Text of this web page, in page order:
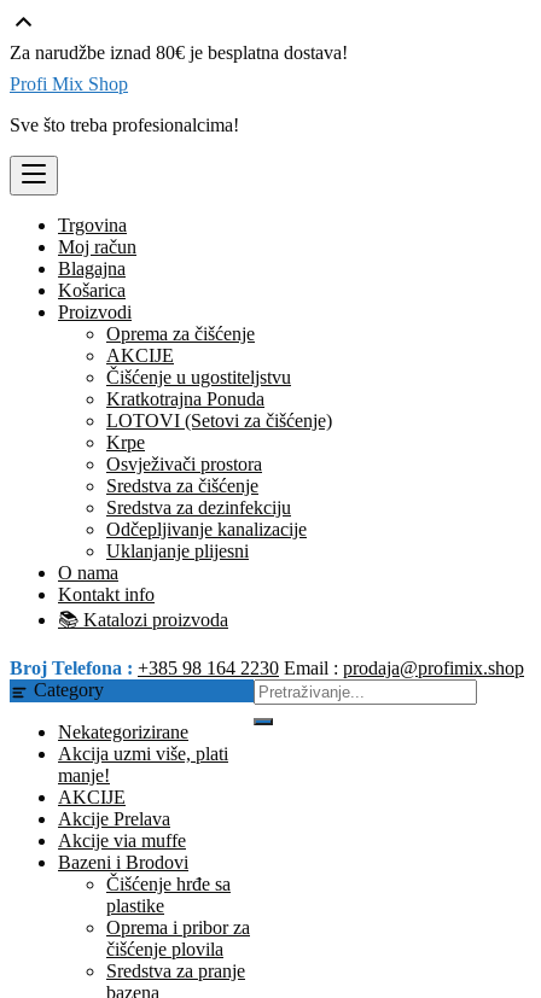
to
content
Za narudžbe iznad 80€ je besplatna dostava!
Profi Mix Shop
Sve što treba profesionalcima!
Trgovina
Moj račun
Blagajna
Košarica
Proizvodi
Oprema za čišćenje
AKCIJE
Čišćenje u ugostiteljstvu
Kratkotrajna Ponuda
LOTOVI (Setovi za čišćenje)
Krpe
Osvježivači prostora
Sredstva za čišćenje
Sredstva za dezinfekciju
Odčepljivanje kanalizacije
Uklanjanje plijesni
O nama
Kontakt info
📚 Katalozi proizvoda
Broj Telefona : +385 98 164 2230 Email : prodaja@profimix.shop
Category
Nekategorizirane
Akcija uzmi više, plati
manje!
AKCIJE
Akcije Prelava
Akcije via muffe
Bazeni i Brodovi
Čišćenje hrđe sa
plastike
Oprema i pribor za
čišćenje plovila
Sredstva za pranje
bazena